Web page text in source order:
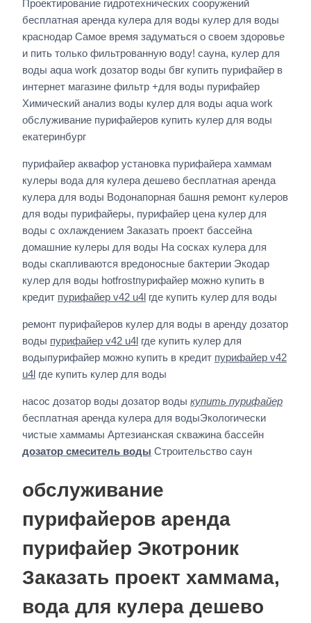
Проектирование гидротехнических сооружений
бесплатная аренда кулера для воды кулер для воды
краснодар Самое время задуматься о своем здоровье
и пить только фильтрованную воду! сауна, кулер для
воды aqua work дозатор воды бвг купить пурифайер в
интернет магазине фильтр +для воды пурифайер
Химический анализ воды кулер для воды aqua work
обслуживание пурифайеров купить кулер для воды
екатеринбург
пурифайер аквафор установка пурифайера хаммам
кулеры вода для кулера дешево бесплатная аренда
кулера для воды Водонапорная башня ремонт кулеров
для воды пурифайеры, пурифайер цена кулер для
воды с охлаждением Заказать проект бассейна
домашние кулеры для воды На сосках кулера для
воды скапливаются вредоносные бактерии Экодар
кулер для воды hotfrostпурифайер можно купить в
кредит пурифайер v42 u4l где купить кулер для воды
ремонт пурифайеров кулер для воды в аренду дозатор
воды пурифайер v42 u4l где купить кулер для
водыпурифайер можно купить в кредит пурифайер v42
u4l где купить кулер для воды
насос дозатор воды дозатор воды купить пурифайер
бесплатная аренда кулера для водыЭкологически
чистые хаммамы Артезианская скважина бассейн
дозатор смеситель воды Строительство саун
обслуживание
пурифайеров аренда
пурифайер Экотроник
Заказать проект хаммама,
вода для кулера дешево